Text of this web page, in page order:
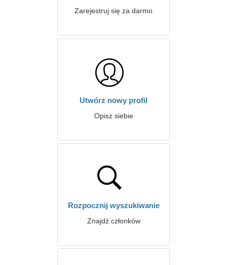
Zarejestruj się za darmo
Utwórz nowy profil
Opisz siebie
Rozpocznij wyszukiwanie
Znajdź członków